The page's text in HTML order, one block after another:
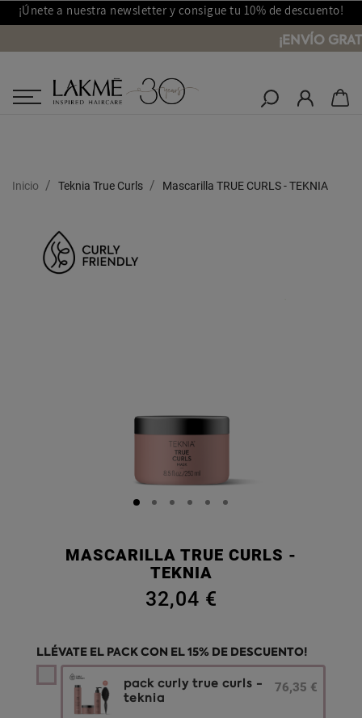
¡Únete a nuestra newsletter y consigue tu 10% de descuento!
¡ENVÍO
Salones Lakmé
Inicio Teknia True Curls Mascarilla TRUE CURLS - TEKNIA
MASCARILLA TRUE CURLS -
TEKNIA
32,04 €
LLÉVATE EL PACK CON EL 15% DE DESCUENTO!
pack curly true curls -
teknia
76,35 €